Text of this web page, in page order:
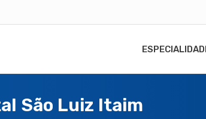
São Luiz Itaim